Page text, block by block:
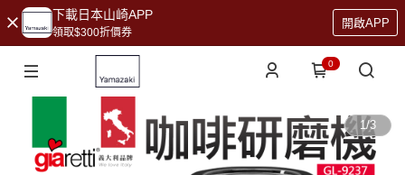
下載日本山崎APP
領取$300折價券
開啟APP
0
1/3